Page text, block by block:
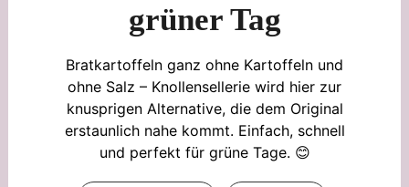
grüner Tag
Bratkartoffeln ganz ohne Kartoffeln und
ohne Salz – Knollensellerie wird hier zur
knusprigen Alternative, die dem Original
erstaunlich nahe kommt. Einfach, schnell
und perfekt für grüne Tage. 😊